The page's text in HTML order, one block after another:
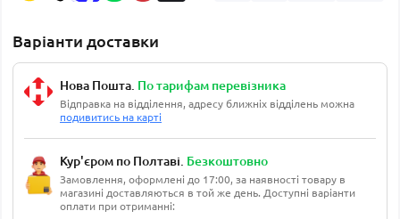
Варіанти доставки
Нова Пошта. По тарифам перевізника
Відправка на відділення, адресу ближніх відділень можна
подивитись на карті
Кур'єром по Полтаві. Безкоштовно
Замовлення, оформлені до 17:00, за наявності товару в
магазині доставляються в той же день. Доступні варіанти
оплати при отриманні: